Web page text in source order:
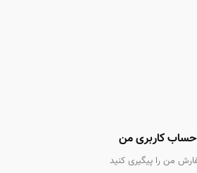
حساب کاربری من
من را پیگیری کنید